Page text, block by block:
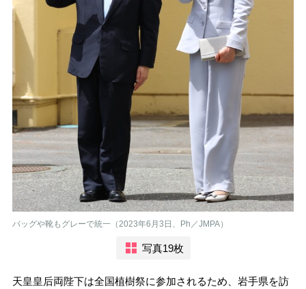
バッグや靴もグレーで統一（2023年6月3日、Ph／JMPA）
写真19枚
天皇皇后両陛下は全国植樹祭に参加されるため、岩手県を訪